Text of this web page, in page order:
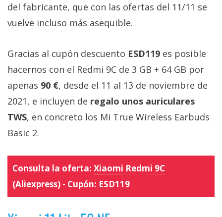
del fabricante, que con las ofertas del 11/11 se
vuelve incluso más asequible.
Gracias al cupón descuento ESD119 es posible
hacernos con el Redmi 9C de 3 GB + 64 GB por
apenas 90 €, desde el 11 al 13 de noviembre de
2021, e incluyen de regalo unos auriculares
TWS, en concreto los Mi True Wireless Earbuds
Basic 2.
Consulta la oferta: Xiaomi Redmi 9C
(Aliexpress) - Cupón: ESD119